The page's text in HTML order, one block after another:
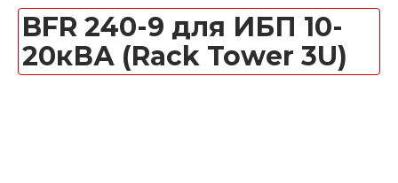
BFR 240-9 для ИБП 10-
20кВА (Rack Tower 3U)